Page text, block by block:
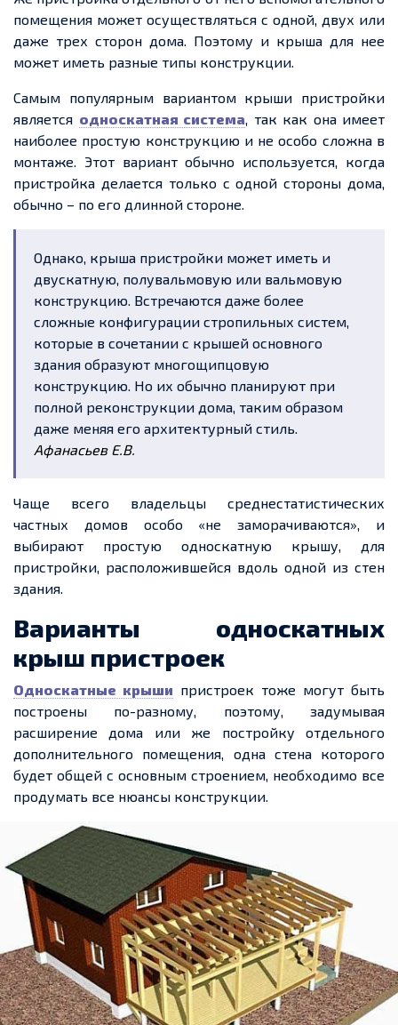
помещения может осуществляться с одной, двух или
даже трех сторон дома. Поэтому и крыша для нее
может иметь разные типы конструкции.
Самым популярным вариантом крыши пристройки
является односкатная система, так как она имеет
наиболее простую конструкцию и не особо сложна в
монтаже. Этот вариант обычно используется, когда
пристройка делается только с одной стороны дома,
обычно – по его длинной стороне.
Однако, крыша пристройки может иметь и
двускатную, полувальмовую или вальмовую
конструкцию. Встречаются даже более
сложные конфигурации стропильных систем,
которые в сочетании с крышей основного
здания образуют многощипцовую
конструкцию. Но их обычно планируют при
полной реконструкции дома, таким образом
даже меняя его архитектурный стиль.
Афанасьев Е.В.
Чаще всего владельцы среднестатистических
частных домов особо «не заморачиваются», и
выбирают простую односкатную крышу, для
пристройки, расположившейся вдоль одной из стен
здания.
Варианты односкатных
крыш пристроек
Односкатные крыши пристроек тоже могут быть
построены по-разному, поэтому, задумывая
расширение дома или же постройку отдельного
дополнительного помещения, одна стена которого
будет общей с основным строением, необходимо все
продумать все нюансы конструкции.